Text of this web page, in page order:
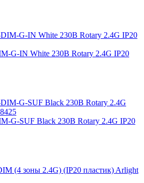
G-IN White 230В Rotary 2.4G IP20
G-SUF Black 230В Rotary 2.4G IP20